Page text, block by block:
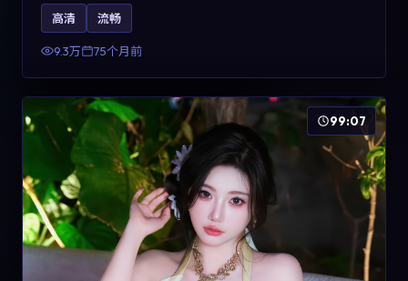
刻画小人物的尊严与信念，对关注导演风格与演员阵容的
观众具有检索与收藏价值。
高清 流畅
9.3万 75个月前
99:07